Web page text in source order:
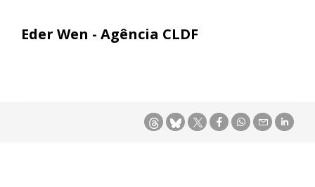
Eder Wen - Agência CLDF